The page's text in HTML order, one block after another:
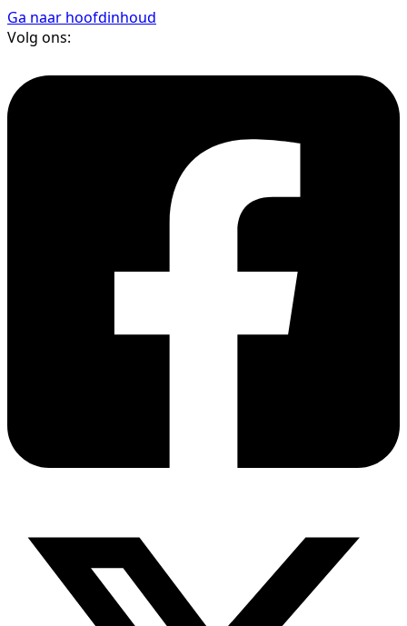
Ga naar hoofdinhoud
Volg ons: